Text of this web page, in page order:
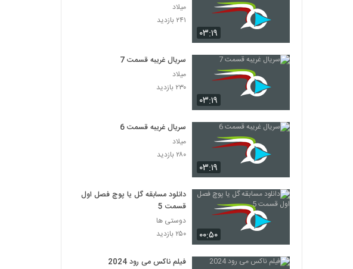
۰۳:۱۹
میلاد
۲۴۱ بازدید
۰۳:۱۹
سریال غریبه قسمت 7
میلاد
۲۳۰ بازدید
۰۳:۱۹
سریال غریبه قسمت 6
میلاد
۲۸۰ بازدید
۰۰:۵۰
دانلود مسابقه گل یا پوچ فصل اول
قسمت 5
دوستی ها
۲۵۰ بازدید
فیلم ناکس می رود 2024